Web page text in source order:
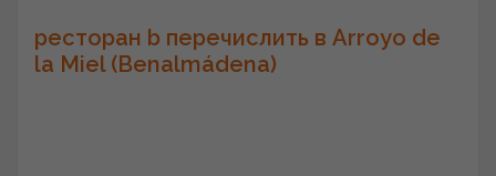
ресторан b перечислить в Arroyo de
la Miel (Benalmádena)